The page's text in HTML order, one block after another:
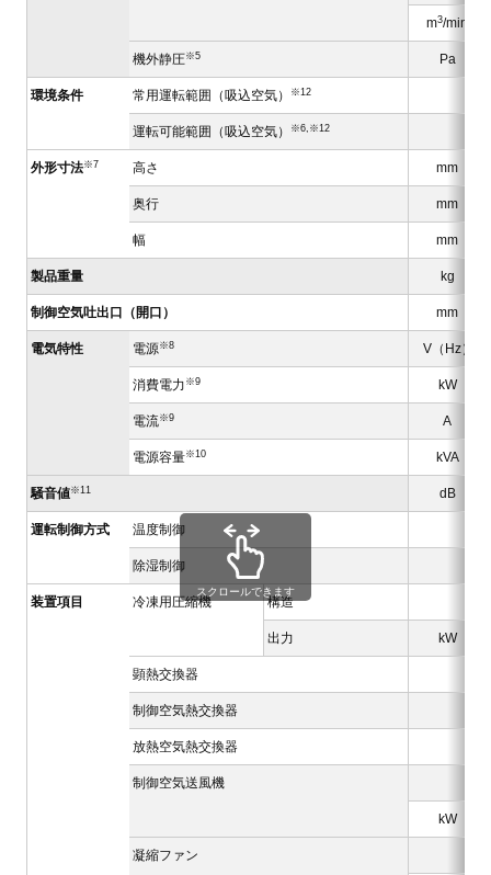
m3/min
機外静圧※5 Pa
環境条件 常用運転範囲（吸込空気） ※12
運転可能範囲（吸込空気） ※6,※12
外形寸法※7 高さ mm
奥行 mm
幅 mm
製品重量 kg
制御空気吐出口（開口） mm
電気特性 電源※8 V（Hz）
消費電力 ※9 kW
電流※9 A
電源容量※10 kVA
騒音値※11 dB
運転制御方式 温度制御
除湿制御
装置項目 冷凍用圧縮機 構造
出力 kW
顕熱交換器
制御空気熱交換器
放熱空気熱交換器
制御空気送風機
kW
凝縮ファン
スクロールできます